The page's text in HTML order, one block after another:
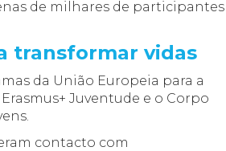
de milhares de participantes
transformar vidas
da União Europeia para a
Juventude e o Corpo
contacto com